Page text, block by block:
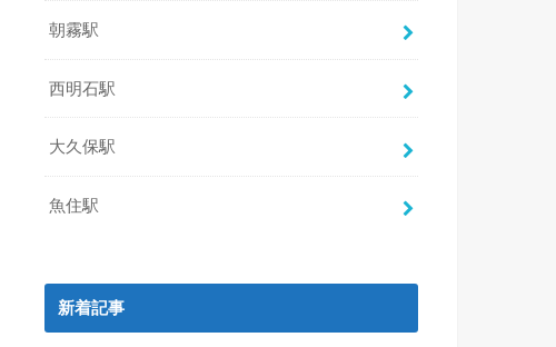
朝霧駅
西明石駅
大久保駅
魚住駅
新着記事